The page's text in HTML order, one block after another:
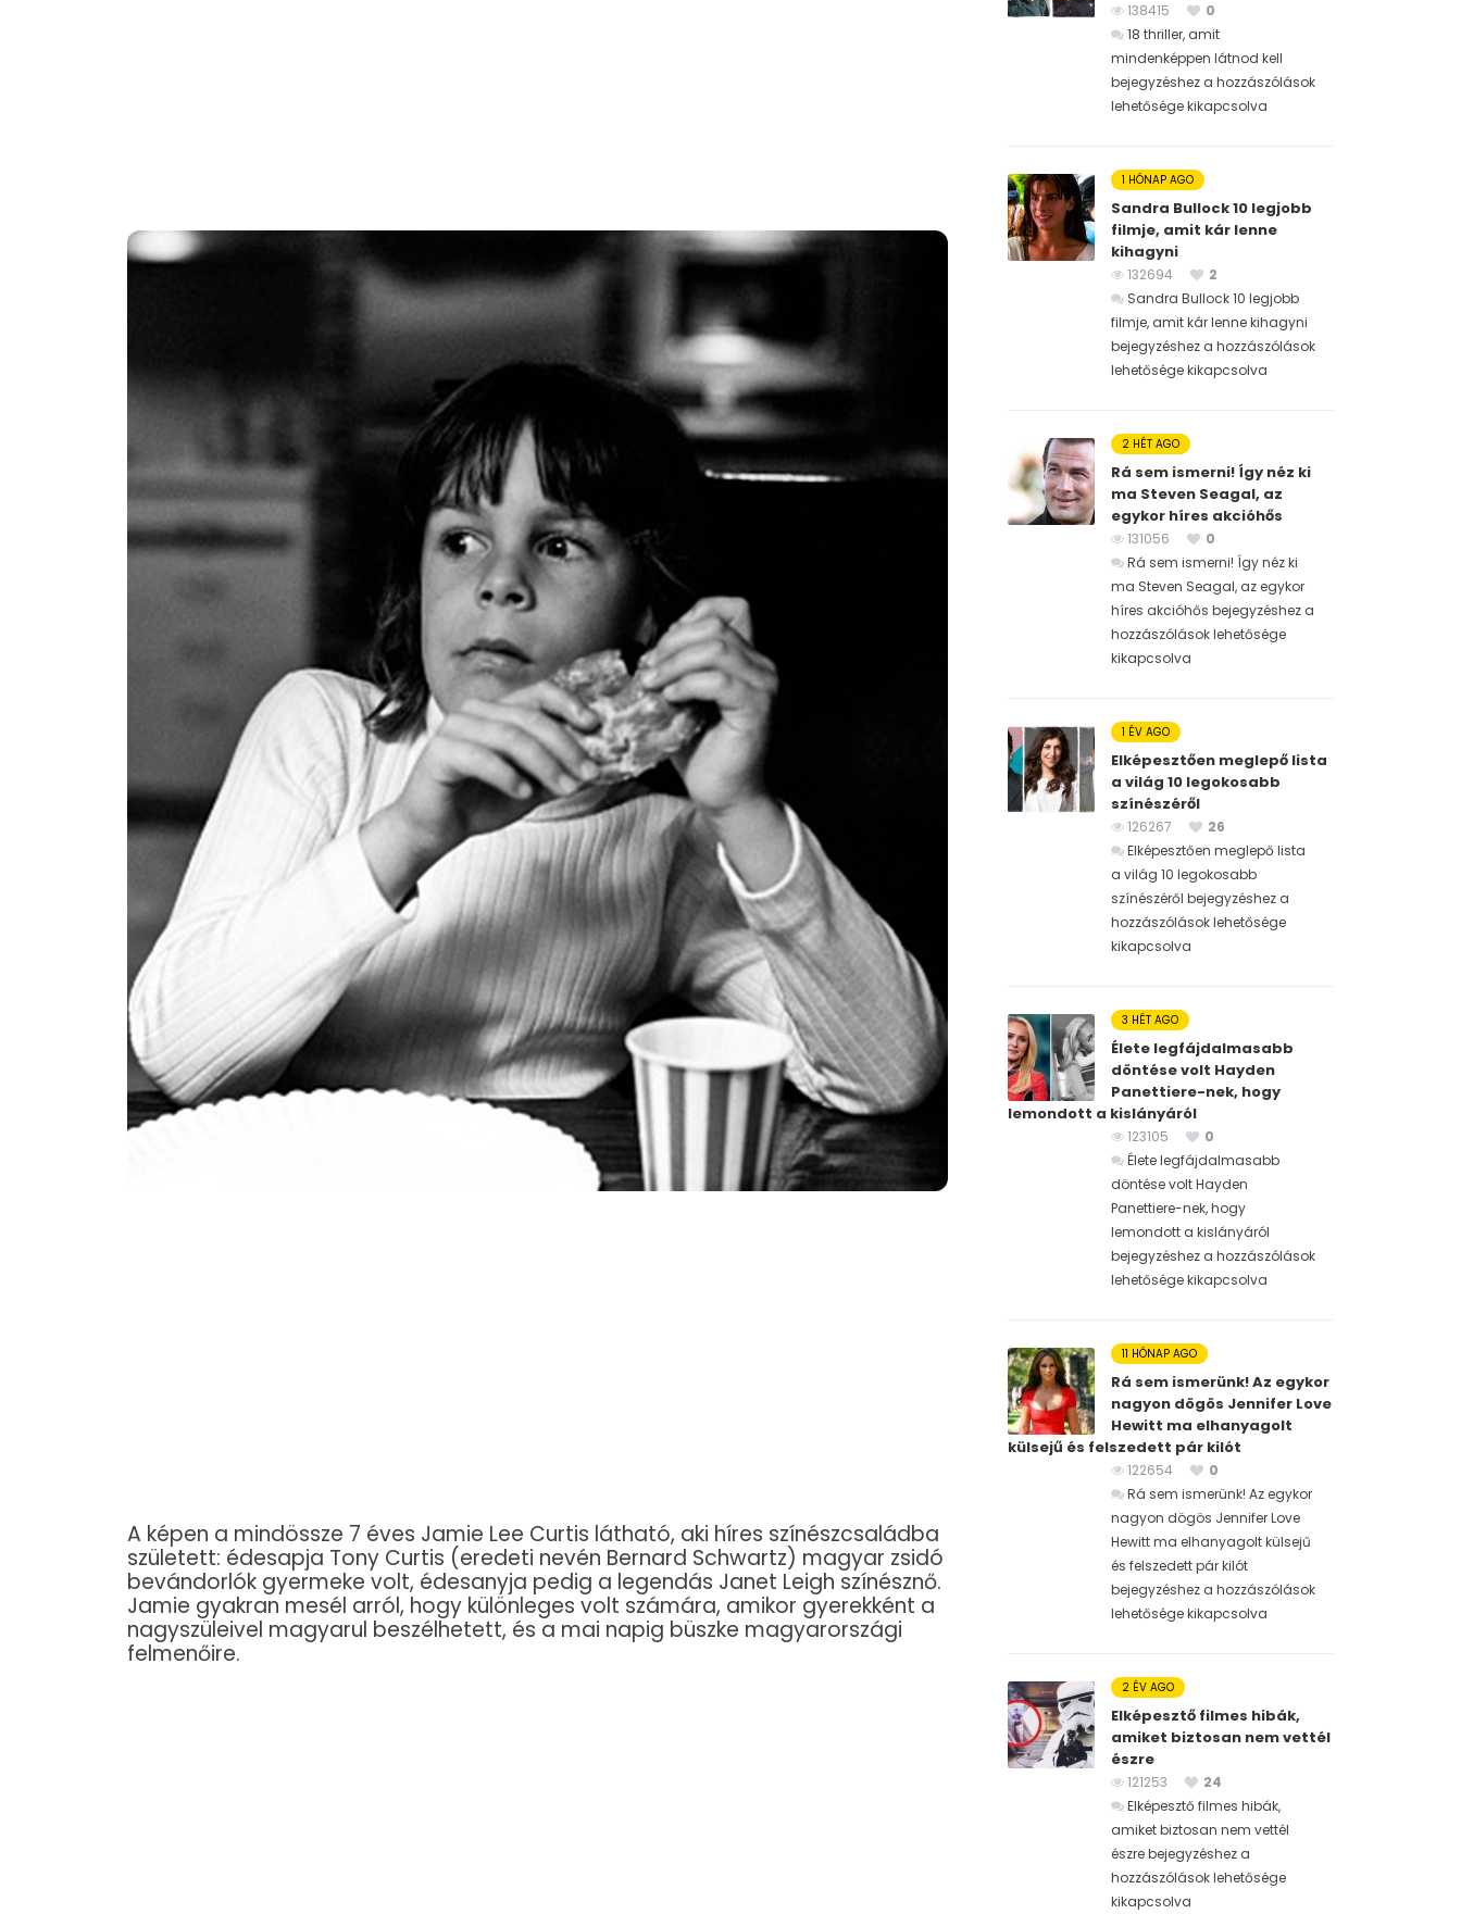
A képen a mindössze 7 éves Jamie Lee Curtis látható, aki híres színészcsaládba
született: édesapja Tony Curtis (eredeti nevén Bernard Schwartz) magyar zsidó
bevándorlók gyermeke volt, édesanyja pedig a legendás Janet Leigh színésznő.
Jamie gyakran mesél arról, hogy különleges volt számára, amikor gyerekként a
nagyszüleivel magyarul beszélhetett, és a mai napig büszke magyarországi
felmenőire.
138415
0
18 thriller, amit
mindenképpen látnod kell
bejegyzéshez a hozzászólások
lehetősége kikapcsolva
1 HÓNAP AGO
Sandra Bullock 10 legjobb
filmje, amit kár lenne
kihagyni
132694
2
Sandra Bullock 10 legjobb
filmje, amit kár lenne kihagyni
bejegyzéshez a hozzászólások
lehetősége kikapcsolva
2 HÉT AGO
Rá sem ismerni! Így néz ki
ma Steven Seagal, az
egykor híres akcióhős
131056
0
Rá sem ismerni! Így néz ki
ma Steven Seagal, az egykor
híres akcióhős bejegyzéshez a
hozzászólások lehetősége
kikapcsolva
1 ÉV AGO
Elképesztően meglepő lista
a világ 10 legokosabb
színészéről
126267
26
Elképesztően meglepő lista
a világ 10 legokosabb
színészéről bejegyzéshez a
hozzászólások lehetősége
kikapcsolva
3 HÉT AGO
Élete legfájdalmasabb
döntése volt Hayden
Panettiere-nek, hogy
lemondott a kislányáról
123105
0
Élete legfájdalmasabb
döntése volt Hayden
Panettiere-nek, hogy
lemondott a kislányáról
bejegyzéshez a hozzászólások
lehetősége kikapcsolva
11 HÓNAP AGO
Rá sem ismerünk! Az egykor
nagyon dögös Jennifer Love
Hewitt ma elhanyagolt
külsejű és felszedett pár kilót
122654
0
Rá sem ismerünk! Az egykor
nagyon dögös Jennifer Love
Hewitt ma elhanyagolt külsejű
és felszedett pár kilót
bejegyzéshez a hozzászólások
lehetősége kikapcsolva
2 ÉV AGO
Elképesztő filmes hibák,
amiket biztosan nem vettél
észre
121253
24
Elképesztő filmes hibák,
amiket biztosan nem vettél
észre bejegyzéshez a
hozzászólások lehetősége
kikapcsolva